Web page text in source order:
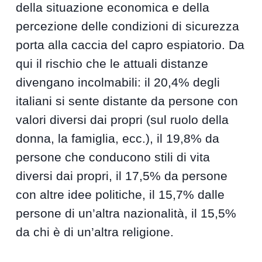
della situazione economica e della
percezione delle condizioni di sicurezza
porta alla caccia del capro espiatorio. Da
qui il rischio che le attuali distanze
divengano incolmabili: il 20,4% degli
italiani si sente distante da persone con
valori diversi dai propri (sul ruolo della
donna, la famiglia, ecc.), il 19,8% da
persone che conducono stili di vita
diversi dai propri, il 17,5% da persone
con altre idee politiche, il 15,7% dalle
persone di un’altra nazionalità, il 15,5%
da chi è di un’altra religione.